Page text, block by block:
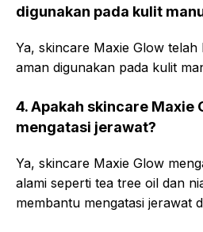
digunakan pada kulit
Ya, skincare Maxie Glow telah
aman digunakan pada kulit
4. Apakah skincare Maxie
mengatasi jerawat?
Ya, skincare Maxie Glow
alami seperti tea tree oil dan
membantu mengatasi jerawat